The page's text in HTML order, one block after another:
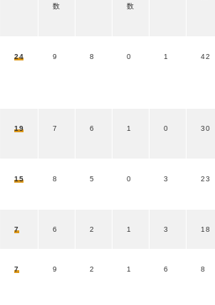
数
数
24 9 8 0 1 42
19 7 6 1 0 30
15 8 5 0 3 23
7 6 2 1 3 18
7 9 2 1 6 8